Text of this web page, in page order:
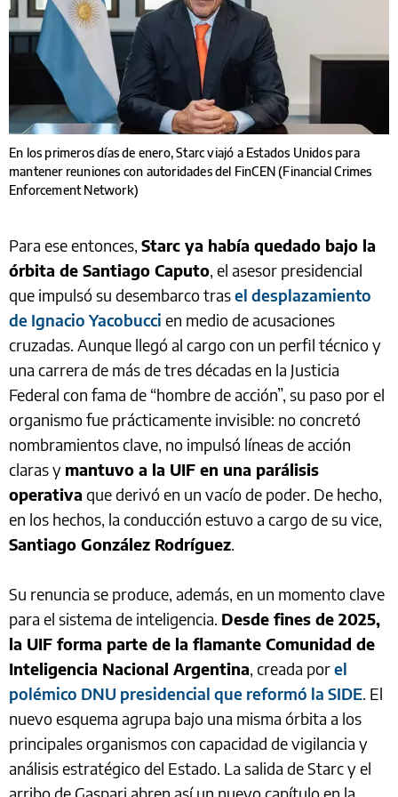
En los primeros días de enero, Starc viajó a Estados Unidos para
mantener reuniones con autoridades del FinCEN (Financial Crimes
Enforcement Network)
Para ese entonces, Starc ya había quedado bajo la
órbita de Santiago Caputo , el asesor presidencial
que impulsó su desembarco trasel desplazamiento
de Ignacio Yacobucci en medio de acusaciones
cruzadas. Aunque llegó al cargo con un perfil técnico y
una carrera de más de tres décadas en la Justicia
Federal con fama de “hombre de acción”, su paso por el
organismo fue prácticamente invisible: no concretó
nombramientos clave, no impulsó líneas de acción
claras y mantuvo a la UIF en una parálisis
operativa que derivó en un vacío de poder. De hecho,
en los hechos, la conducción estuvo a cargo de su vice,
Santiago González Rodríguez
Su renuncia se produce, además, en un momento clave
para el sistema de inteligencia. Desde fines de 2025,
la UIF forma parte de la flamante Comunidad de
Inteligencia Nacional Argentina , creada porel
polémico DNU presidencial que reformó la SIDE . El
nuevo esquema agrupa bajo una misma órbita a los
principales organismos con capacidad de vigilancia y
análisis estratégico del Estado. La salida de Starc y el
arribo de Gaspari abren así un nuevo capítulo en la